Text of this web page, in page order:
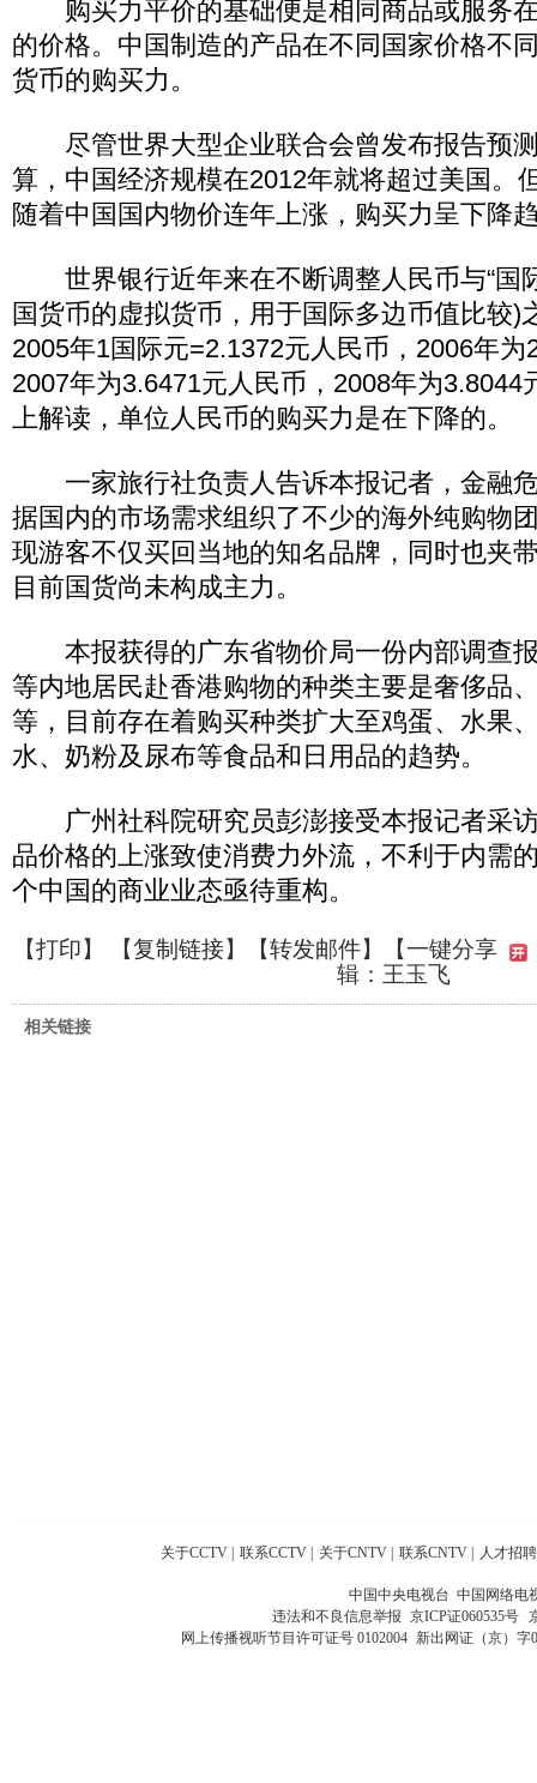
购买力平价的基础便是相同商品或服务
的价格。中国制造的产品在不同国家价格不
货币的购买力。
尽管世界大型企业联合会曾发布报告预
算，中国经济规模在2012年就将超过美国。
随着中国国内物价连年上涨，购买力呈下降
世界银行近年来在不断调整人民币与“国
国货币的虚拟货币，用于国际多边币值比较)
2005年1国际元=2.1372元人民币，2006年为
2007年为3.6471元人民币，2008年为3.8044
上解读，单位人民币的购买力是在下降的。
一家旅行社负责人告诉本报记者，金融
据国内的市场需求组织了不少的海外纯购物
现游客不仅买回当地的知名品牌，同时也夹
目前国货尚未构成主力。
本报获得的广东省物价局一份内部调查
等内地居民赴香港购物的种类主要是奢侈品
等，目前存在着购买种类扩大至鸡蛋、水果
水、奶粉及尿布等食品和日用品的趋势。
广州社科院研究员彭澎接受本报记者采
品价格的上涨致使消费力外流，不利于内需
个中国的商业业态亟待重构。
【打印】 【复制链接】【转发邮件】
【一键分享
辑：王玉飞
相关链接
关于CCTV | 联系CCTV | 关于CNTV | 联系CNTV | 人才招聘
中国中央电视台 中国网络电
违法和不良信息举报 京ICP证060535号
网上传播视听节目许可证号 0102004 新出网证（京）